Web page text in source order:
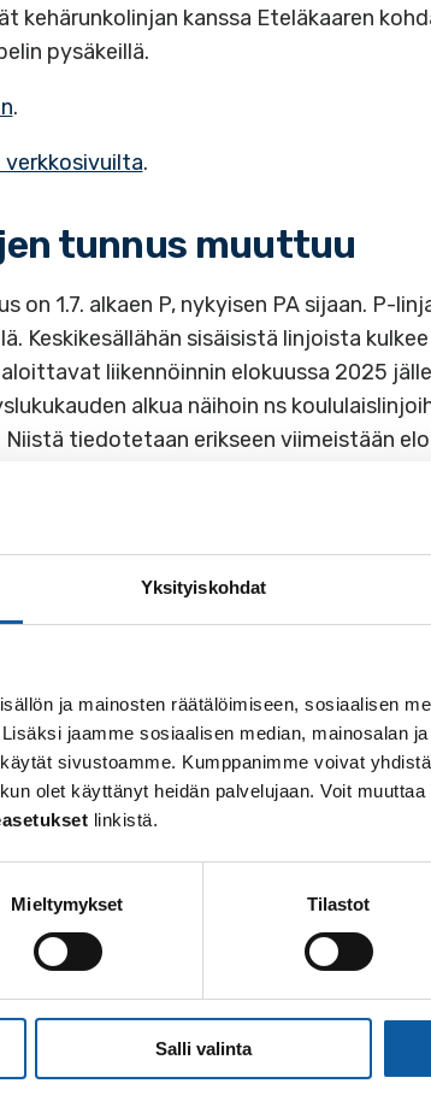
Yksityiskohdat
ja mainosten räätälöimiseen, sosiaalisen
jaamme sosiaalisen median, mainosalan
sivustoamme. Kumppanimme voivat
olet käyttänyt heidän palvelujaan. Voit
linkistä.
Mieltymykset Tilastot
Salli valinta
kehärunkolinjan kanssa Eteläkaaren
pysäkeillä.
.
verkkosivuilta.
tunnus muuttuu
on 1.7. alkaen P, nykyisen PA sijaan. P-
Keskikesällähän sisäisistä linjoista
liikennöinnin elokuussa 2025
alkua näihoin ns
tiedotetaan erikseen viimeistään
käytettävissä.
aivan uudet aikataulut.
palvelupisteistäsekä Föli-alueen R-
sulun (30.6. – 3.8.) aikana myös
12 – 16)
ja se sisältää sekä
aikataulut.
puolisko sisältää runkolinjaston